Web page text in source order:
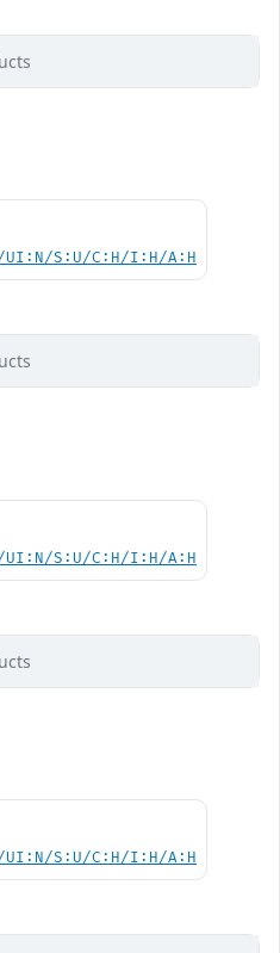
UI:N/S:U/C:H/I:H/A:H
UI:N/S:U/C:H/I:H/A:H
UI:N/S:U/C:H/I:H/A:H